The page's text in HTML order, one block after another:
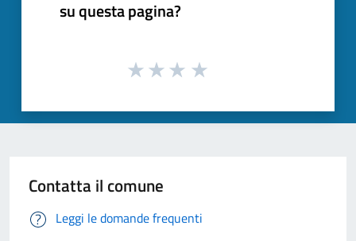
su questa pagina?
Contatta il comune
Leggi le domande frequenti